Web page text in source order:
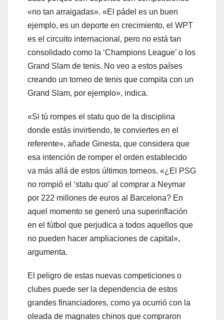
«no tan arraigadas». «El pádel es un buen
ejemplo, es un deporte en crecimiento, el WPT
es el circuito internacional, pero no está tan
consolidado como la ‘Champions League’ o los
Grand Slam de tenis. No veo a estos países
creando un torneo de tenis que compita con un
Grand Slam, por ejemplo», indica.
«Si tú rompes el statu quo de la disciplina
donde estás invirtiendo, te conviertes en el
referente», añade Ginesta, que considera que
esa intención de romper el orden establecido
va más allá de estos últimos torneos. «¿El PSG
no rompió el ‘statu quo’ al comprar a Neymar
por 222 millones de euros al Barcelona? En
aquel momento se generó una superinflación
en el fútbol que perjudica a todos aquellos que
no pueden hacer ampliaciones de capital»,
argumenta.
El peligro de estas nuevas competiciones o
clubes puede ser la dependencia de estos
grandes financiadores, como ya ocurrió con la
oleada de magnates chinos que compraron